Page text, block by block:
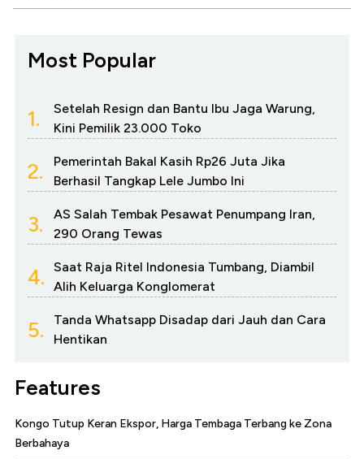
Most Popular
1.
Setelah Resign dan Bantu Ibu Jaga Warung,
Kini Pemilik 23.000 Toko
2.
Pemerintah Bakal Kasih Rp26 Juta Jika
Berhasil Tangkap Lele Jumbo Ini
3.
AS Salah Tembak Pesawat Penumpang Iran,
290 Orang Tewas
4.
Saat Raja Ritel Indonesia Tumbang, Diambil
Alih Keluarga Konglomerat
5.
Tanda Whatsapp Disadap dari Jauh dan Cara
Hentikan
Features
Kongo Tutup Keran Ekspor, Harga Tembaga Terbang ke Zona
Berbahaya